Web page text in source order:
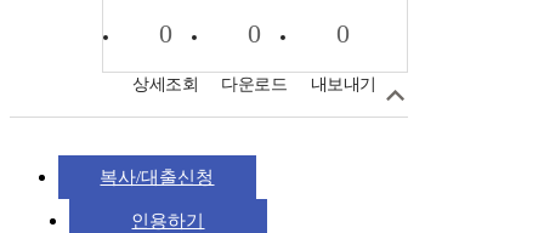
0
상세조회
0
다운로드
0
내보내기
복사/대출신청
인용하기